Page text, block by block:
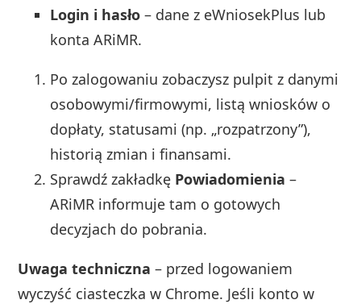
Login i hasło – dane z eWniosekPlus lub
konta ARiMR.
Po zalogowaniu zobaczysz pulpit z danymi
osobowymi/firmowymi, listą wniosków o
dopłaty, statusami (np. „rozpatrzony”),
historią zmian i finansami.
Sprawdź zakładkę Powiadomienia –
ARiMR informuje tam o gotowych
decyzjach do pobrania.
Uwaga techniczna – przed logowaniem
wyczyść ciasteczka w Chrome. Jeśli konto w